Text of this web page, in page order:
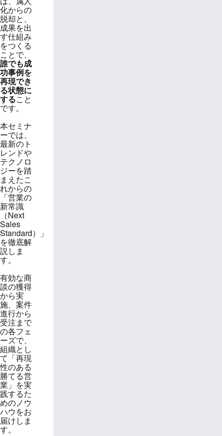
化からの
脱却と、
成果を出
す仕組み
をつくる
ことで、
誰でも成
功事例を
再現でき
る状態に
すること
です。
本セミナ
ーでは、
最新のト
レンドや
テクノロ
ジーを踏
まえたこ
れからの
「営業の
新常識
（Next
Sales
Standard）」
を徹底解
説しま
す。
有効な商
談の獲得
から実
施、案件
進行から
受注まで
の各フェ
ーズで、
組織とし
て「再現
性のある
勝てる営
業」を実
践するた
めのノウ
ハウをお
届けしま
す。